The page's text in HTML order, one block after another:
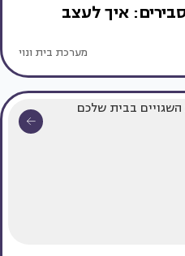
איך לעצב
מערכת בית ונוי